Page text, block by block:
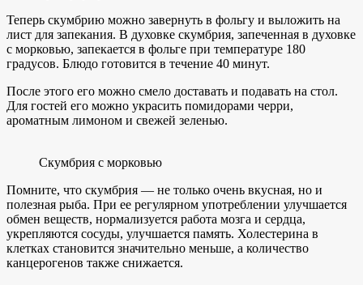
Теперь скумбрию можно завернуть в фольгу и выложить на
лист для запекания. В духовке скумбрия, запеченная в духовке
с морковью, запекается в фольге при температуре 180
градусов. Блюдо готовится в течение 40 минут.
После этого его можно смело доставать и подавать на стол.
Для гостей его можно украсить помидорами черри,
ароматным лимоном и свежей зеленью.
Скумбрия с морковью
Помните, что скумбрия — не только очень вкусная, но и
полезная рыба. При ее регулярном употреблении улучшается
обмен веществ, нормализуется работа мозга и сердца,
укрепляются сосуды, улучшается память. Холестерина в
клетках становится значительно меньше, а количество
канцерогенов также снижается.